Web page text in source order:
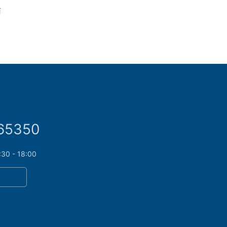
- 18:00